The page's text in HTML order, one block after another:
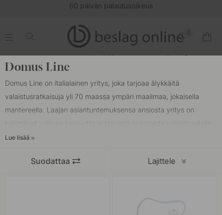
.
0
.
Domus Line
Domus Line on italialainen yritys, joka tarjoaa älykkäitä
valaistusratkaisuja yli 70 maassa ympäri maailmaa, jokaisella
mantereella. Laajan asiantuntemuksensa ansiosta yritys on
Domus Line tekee tiivistä yhteistyötä useiden suunnittelijoiden
tuotteiden kehittämisen niin toiminnallisuuden kuin estetiikankin
heijastuvat sekä yrityksen toiminnassa että sen tuotteiden
Lue lisää
Lajittele
Suodattaa